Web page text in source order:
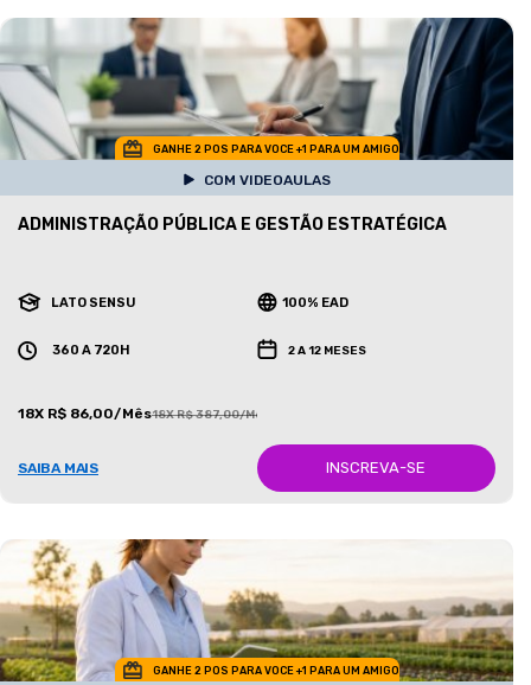
GANHE 2 POS PARA VOCE +1 PARA UM AMIGO
COM VIDEOAULAS
ADMINISTRAÇÃO PÚBLICA E GESTÃO ESTRATÉGICA
LATO SENSU 100% EAD
360 A 720H 2 A 12 MESES
18X R$ 86,00/Mês18X R$ 387,00/Mês
SAIBA MAIS INSCREVA-SE
GANHE 2 POS PARA VOCE +1 PARA UM AMIGO